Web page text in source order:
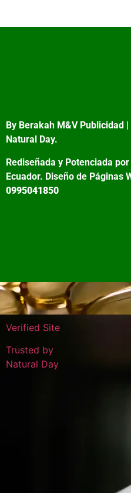
By Berakah M&V Publicidad |
Natural Day.
Rediseñada y Potenciada
Ecuador. Diseño de Páginas
0995041850
Verified Site
Trusted by
Natural Day